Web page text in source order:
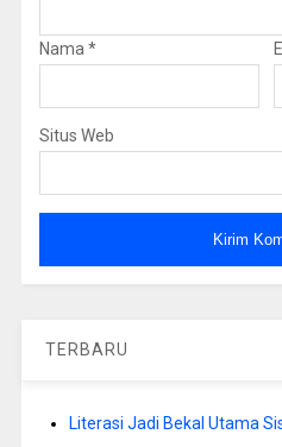
Nama *
Situs Web
TERBARU
Literasi Jadi Bekal Utama